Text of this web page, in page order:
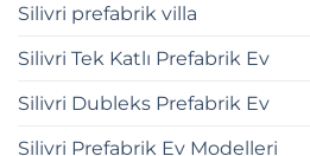
Silivri prefabrik villa
Silivri Tek Katlı Prefabrik Ev
Silivri Dubleks Prefabrik Ev
Silivri Prefabrik Ev Modelleri